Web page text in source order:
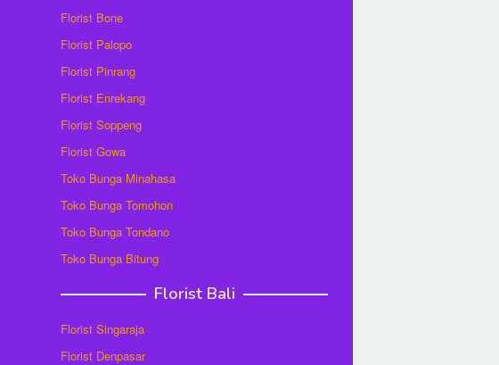
Florist Bone
Florist Palopo
Florist Pinrang
Florist Enrekang
Florist Soppeng
Florist Gowa
Toko Bunga Minahasa
Toko Bunga Tomohon
Toko Bunga Tondano
Toko Bunga Bitung
Florist Bali
Florist Singaraja
Florist Denpasar